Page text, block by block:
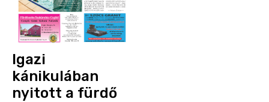
Igazi
kánikulában
nyitott a fürdő